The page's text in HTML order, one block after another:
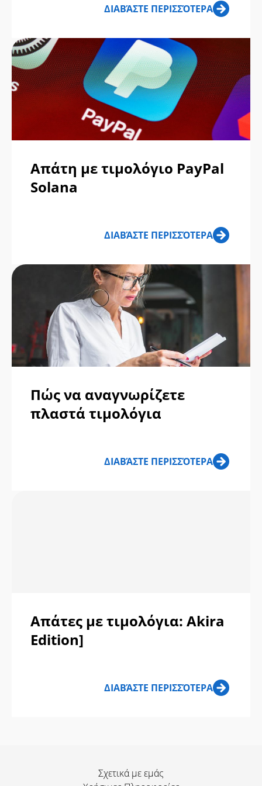
ΔΙΑΒΆΣΤΕ ΠΕΡΙΣΣΌΤΕΡΑ
Απάτη με τιμολόγιο PayPal
Solana
ΔΙΑΒΆΣΤΕ ΠΕΡΙΣΣΌΤΕΡΑ
Πώς να αναγνωρίζετε
πλαστά τιμολόγια
ΔΙΑΒΆΣΤΕ ΠΕΡΙΣΣΌΤΕΡΑ
Απάτες με τιμολόγια: Akira
Edition]
ΔΙΑΒΆΣΤΕ ΠΕΡΙΣΣΌΤΕΡΑ
Σχετικά με εμάς